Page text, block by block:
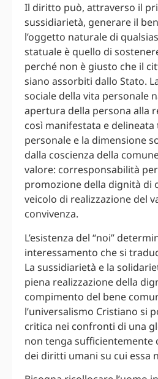
Il diritto può, attraverso il
sussidiarietà, generare il
l’oggetto naturale di
statuale è quello di
perché non è giusto che il
siano assorbiti dallo Stato.
sociale della vita personale
apertura della persona alla
così manifestata e
personale e la dimensione
dalla coscienza della
valore: corresponsabilità
promozione della dignità di
veicolo di realizzazione del
convivenza.
L’esistenza del “noi”
interessamento che si
La sussidiarietà e la
piena realizzazione della
compimento del bene
l’universalismo Cristiano si
critica nei confronti di una
non tenga sufficientemente
dei diritti umani su cui essa